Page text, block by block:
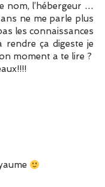
nom, l’hébergeur …
ne me parle plus
les connaissances
ça digeste je
moment a te lire ?